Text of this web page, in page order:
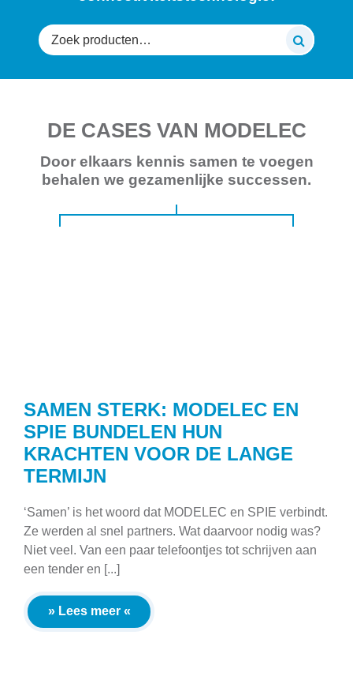
Zoeken
naar:
DE CASES VAN MODELEC
Door elkaars kennis samen te voegen
behalen we gezamenlijke successen.
SAMEN STERK: MODELEC EN
SPIE BUNDELEN HUN
KRACHTEN VOOR DE LANGE
TERMIJN
‘Samen’ is het woord dat MODELEC en SPIE verbindt.
Ze werden al snel partners. Wat daarvoor nodig was?
Niet veel. Van een paar telefoontjes tot schrijven aan
een tender en [...]
» Lees meer «